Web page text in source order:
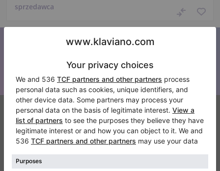
sprzedawca
Zapisz się do naszego newslettera
Klaviano
Częste pytania
Kontakt